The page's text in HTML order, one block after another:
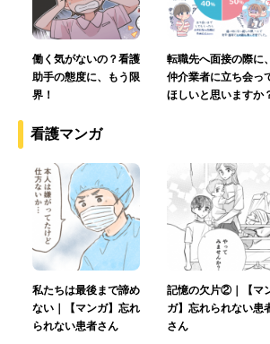
働く気がないの？看護
助手の態度に、もう限
界！
転職先へ面接の際に、
仲介業者に立ち会っ
ほしいと思いますか
看護マンガ
私たちは最後まで諦め
ない｜【マンガ】忘れ
られない患者さん
記憶の欠片②｜【マ
ガ】忘れられない患
さん